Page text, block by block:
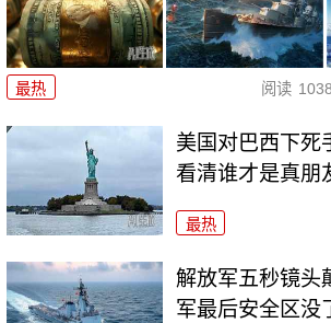
最热 阅读
美国对巴西下死
看清谁才是真朋
最热
解放军五秒镜头
军最后安全区没